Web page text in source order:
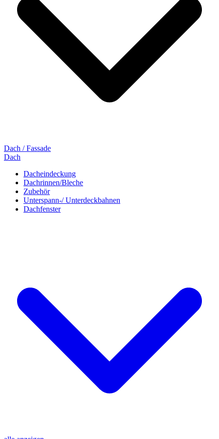
Dach / Fassade
Dach
Dacheindeckung
Dachrinnen/Bleche
Zubehör
Unterspann-/ Unterdeckbahnen
Dachfenster